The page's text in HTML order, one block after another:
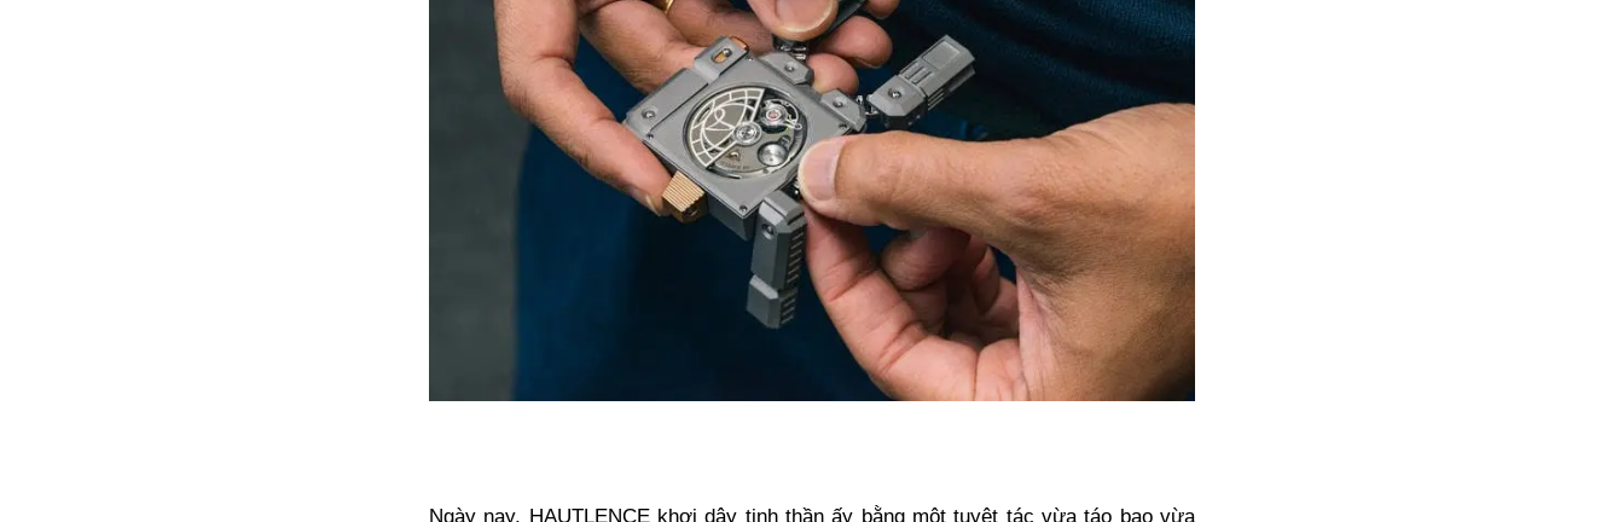
Ngày nay, HAUTLENCE khơi dậy tinh thần ấy bằng một tuyệt tác vừa táo bạo vừa